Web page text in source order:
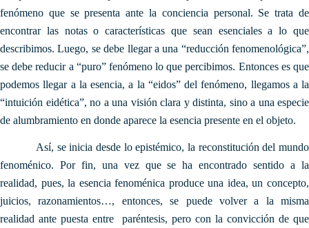
fenómeno que se presenta ante la conciencia personal. Se trata de
encontrar las notas o características que sean esenciales a lo que
describimos. Luego, se debe llegar a una “reducción fenomenológica”,
se debe reducir a “puro” fenómeno lo que percibimos. Entonces es que
podemos llegar a la esencia, a la “eidos” del fenómeno, llegamos a la
“intuición eidética”, no a una visión clara y distinta, sino a una especie
de alumbramiento en donde aparece la esencia presente en el objeto.
Así, se inicia desde lo epistémico, la reconstitución del mundo
fenoménico. Por fin, una vez que se ha encontrado sentido a la
realidad, pues, la esencia fenoménica produce una idea, un concepto,
juicios, razonamientos…, entonces, se puede volver a la misma
realidad ante puesta entre paréntesis, pero con la convicción de que